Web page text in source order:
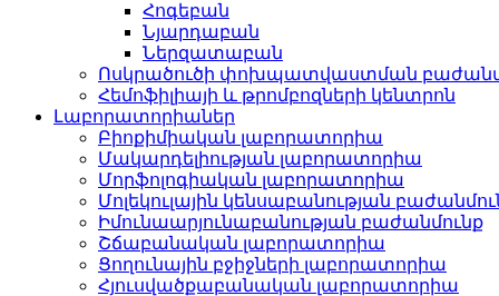
Հոգեբան
Նյարդաբան
Ներզատաբան
Ոսկրածուծի փոխպատվաստման
Հեմոֆիլիայի և թրոմբոզների կենտրոն
Լաբորատորիաներ
Բիոքիմիական լաբորատորիա
Մակարդելիության լաբորատորիա
Մորֆոլոգիական լաբորատորիա
Մոլեկուլային կենսաբանության
Իմունաարյունաբանության բաժանմունք
Շճաբանական լաբորատորիա
Ցողունային բջիջների լաբորատորիա
Հյուսվածքաբանական լաբորատորիա